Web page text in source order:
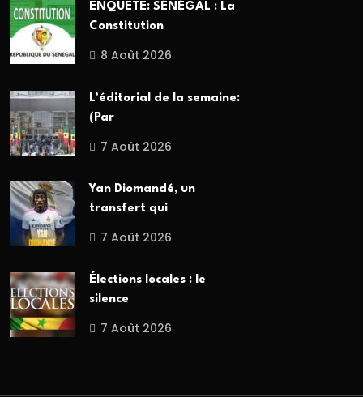
ENQUETE: SÉNÉGAL : La
Constitution
8 Août 2026
L’éditorial de la semaine:
(Par
7 Août 2026
Yan Diomandé, un
transfert qui
7 Août 2026
Élections locales : le
silence
7 Août 2026